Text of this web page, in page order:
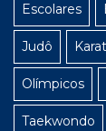
Escolares
Judô
Olímpicos
Taekwondo